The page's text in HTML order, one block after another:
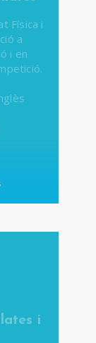
Física i
a
i en
i